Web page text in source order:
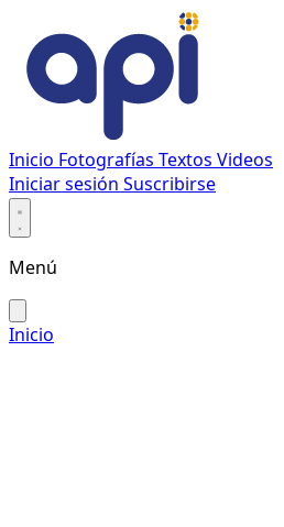
Inicio Fotografías Textos Videos
Iniciar sesión Suscribirse
Menú
Inicio